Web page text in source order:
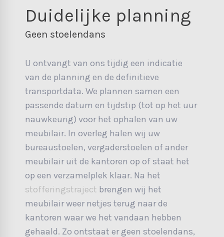
Duidelijke planning
Geen stoelendans
U ontvangt van ons tijdig een indicatie
van de planning en de definitieve
transportdata. We plannen samen een
passende datum en tijdstip (tot op het uur
nauwkeurig) voor het ophalen van uw
meubilair. In overleg halen wij uw
bureaustoelen, vergaderstoelen of ander
meubilair uit de kantoren op of staat het
op een verzamelplek klaar. Na het
stofferingstraject brengen wij het
meubilair weer netjes terug naar de
kantoren waar we het vandaan hebben
gehaald. Zo ontstaat er geen stoelendans,